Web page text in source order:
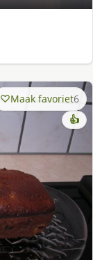
Maak favoriet6
👍